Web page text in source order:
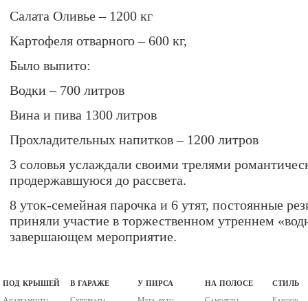
Салата Оливье – 1200 кг
Картофеля отварного – 600 кг,
Было выпито:
Водки – 700 литров
Вина и пива 1300 литров
Прохладительных напитков – 1200 литров
3 соловья услаждали своими трелями
продержавшуюся до рассвета.
8 уток-семейная парочка и 6 утят, постоянные
приняли участие в торжественном утреннем
завершающем мероприятие.
под крышей в гараже у пирса на полосе стиль